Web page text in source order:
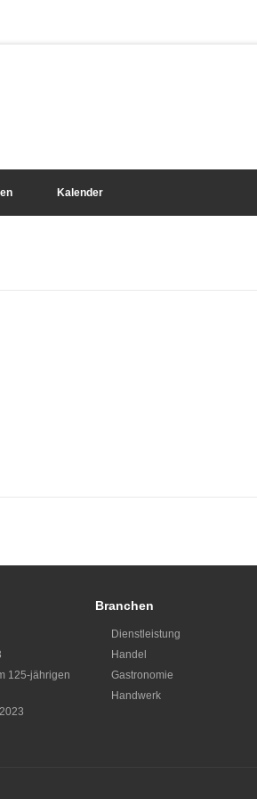
Kalender
125-jährigen
Branchen
Dienstleistung
Handel
Gastronomie
Handwerk